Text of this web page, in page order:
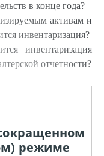
в конце года?
активам и
инвентаризация?
инвентаризация
отчетности?
режиме